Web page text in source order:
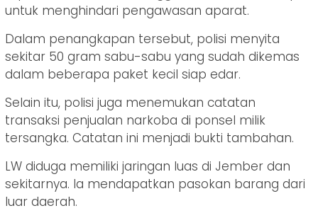
untuk menghindari pengawasan aparat.
Dalam penangkapan tersebut, polisi menyita
sekitar 50 gram sabu-sabu yang sudah dikemas
dalam beberapa paket kecil siap edar.
Selain itu, polisi juga menemukan catatan
transaksi penjualan narkoba di ponsel milik
tersangka. Catatan ini menjadi bukti tambahan.
LW diduga memiliki jaringan luas di Jember dan
sekitarnya. Ia mendapatkan pasokan barang dari
luar daerah.